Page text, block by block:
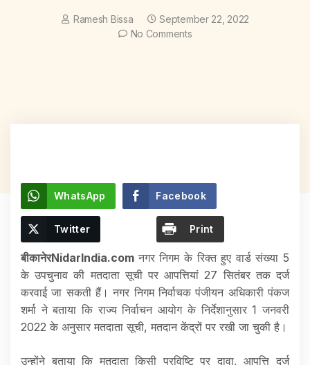
Ramesh Bissa
September 22, 2022
No Comments
WhatsApp Facebook
Twitter Print
बीकानेरNidarIndia.com नगर निगम के रिक्त हुए वार्ड संख्या 5
के उपचुनाव की मतदाता सूची पर आपत्तियां 27 सितंबर तक दर्ज
करवाई जा सकती हैं। नगर निगम निर्वाचक पंजीयन अधिकारी पंकज
शर्मा ने बताया कि राज्य निर्वाचन आयोग के निर्देशानुसार 1 जनवरी
2022 के अनुसार मतदाता सूची, मतदान केंद्रों पर रखी जा चुकी है।
उन्होंने बताया कि मतदाता किसी प्रविष्टि पर दावा, आपत्ति दर्ज